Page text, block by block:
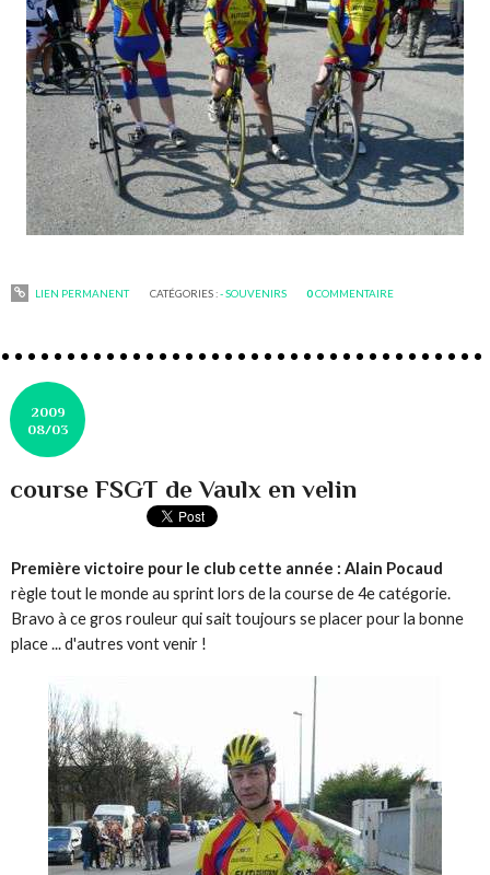
LIEN PERMANENT CATÉGORIES :- SOUVENIRS 0COMMENTAIRE
2009
08/03
course FSGT de Vaulx en velin
Première victoire pour le club cette année : Alain Pocaud
règle tout le monde au sprint lors de la course de 4e catégorie.
Bravo à ce gros rouleur qui sait toujours se placer pour la bonne
place ... d'autres vont venir !